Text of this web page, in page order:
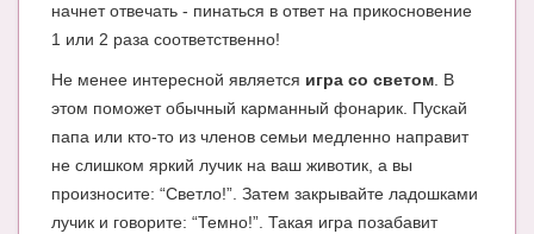
начнет отвечать - пинаться в ответ на прикосновение
1 или 2 раза соответственно!
Не менее интересной является игра со светом . В
этом поможет обычный карманный фонарик. Пускай
папа или кто-то из членов семьи медленно направит
не слишком яркий лучик на ваш животик, а вы
произносите: “Светло!”. Затем закрывайте ладошками
лучик и говорите: “Темно!”. Такая игра позабавит